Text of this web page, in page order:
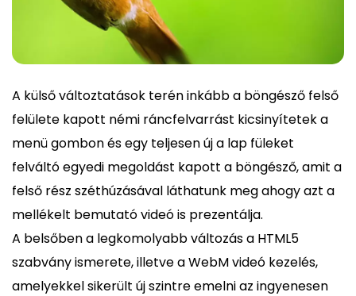
A külső változtatások terén inkább a böngésző felső
felülete kapott némi ráncfelvarrást kicsinyítetek a
menü gombon és egy teljesen új a lap füleket
felváltó egyedi megoldást kapott a böngésző, amit a
felső rész széthúzásával láthatunk meg ahogy azt a
mellékelt bemutató videó is prezentálja.
A belsőben a legkomolyabb változás a HTML5
szabvány ismerete, illetve a WebM videó kezelés,
amelyekkel sikerült új szintre emelni az ingyenesen